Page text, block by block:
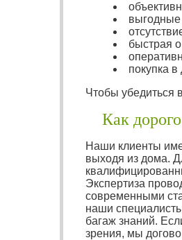
быстрая
покупка
Чтобы убедиться
Как
Наши клиенты
выходя из дома.
Экспертиза
современными
наши
багаж знаний.
зрения, мы